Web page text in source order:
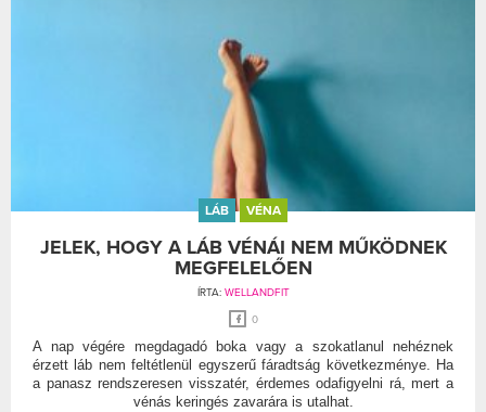
LÁB VÉNA
JELEK, HOGY A LÁB VÉNÁI NEM MŰKÖDNEK
MEGFELELŐEN
ÍRTA: WELLANDFIT
0
A nap végére megdagadó boka vagy a szokatlanul nehéznek
érzett láb nem feltétlenül egyszerű fáradtság következménye. Ha
a panasz rendszeresen visszatér, érdemes odafigyelni rá, mert a
vénás keringés zavarára is utalhat.